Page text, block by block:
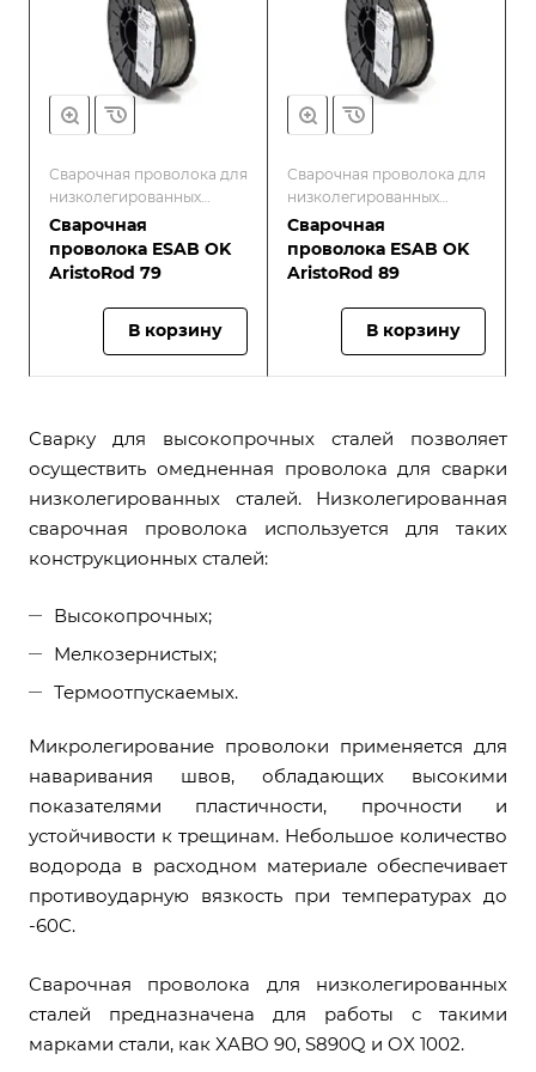
Сварочная проволока для
низколегированных
конструкционных сталей
и высокопрочных сталей
Сварочная
проволока ESAB OK
AristoRod 79
В корзину
Сварочная проволока для
низколегированных
конструкционных сталей
и высокопрочных сталей
Сварочная
проволока ESAB OK
AristoRod 89
В корзину
Сварку для высокопрочных сталей позволяет
осуществить омедненная проволока для сварки
низколегированных сталей. Низколегированная
сварочная проволока используется для таких
конструкционных сталей:
Высокопрочных;
Мелкозернистых;
Термоотпускаемых.
Микролегирование проволоки применяется для
наваривания швов, обладающих высокими
показателями пластичности, прочности и
устойчивости к трещинам. Небольшое количество
водорода в расходном материале обеспечивает
противоударную вязкость при температурах до
-60С.
Сварочная проволока для низколегированных
сталей предназначена для работы с такими
марками стали, как XABO 90, S890Q и OX 1002.